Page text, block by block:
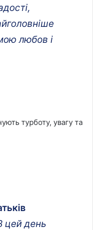
любов і
турботу, увагу та
цей день